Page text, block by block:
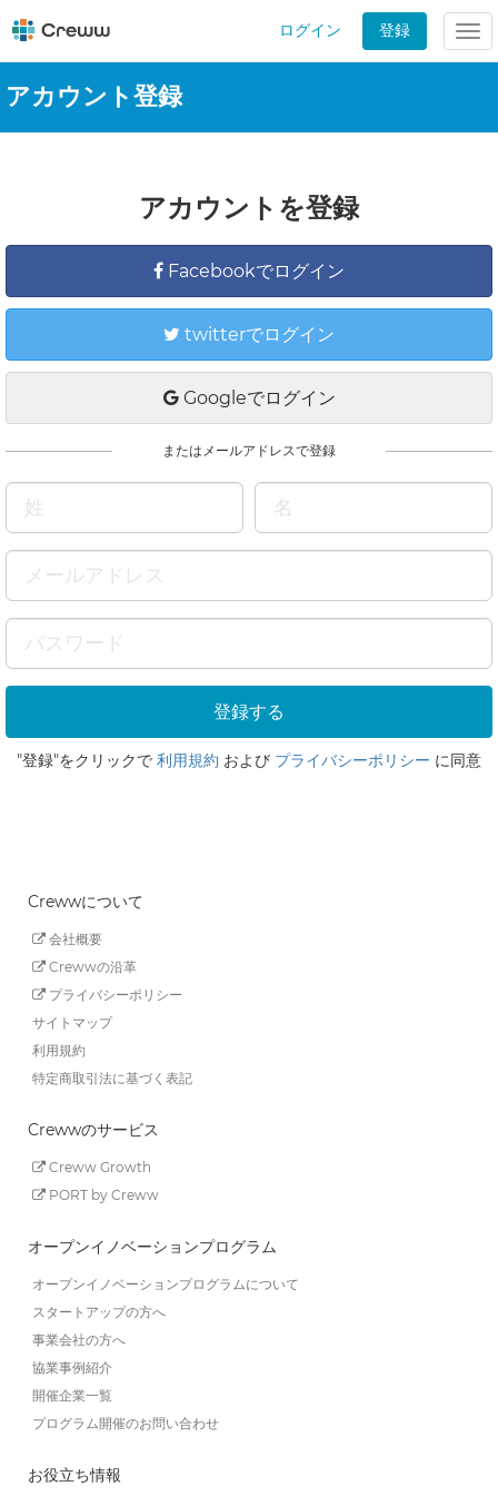
ログイン 登録
アカウント登録
アカウントを登録
Facebookでログイン
twitterでログイン
Googleでログイン
またはメールアドレスで登録
"登録"をクリックで 利用規約 および プライバシーポリシー に同意
Crewwについて
会社概要
Crewwの沿革
プライバシーポリシー
サイトマップ
利用規約
特定商取引法に基づく表記
Crewwのサービス
Creww Growth
PORT by Creww
オープンイノベーションプログラム
オープンイノベーションプログラムについて
スタートアップの方へ
事業会社の方へ
協業事例紹介
開催企業一覧
プログラム開催のお問い合わせ
お役立ち情報